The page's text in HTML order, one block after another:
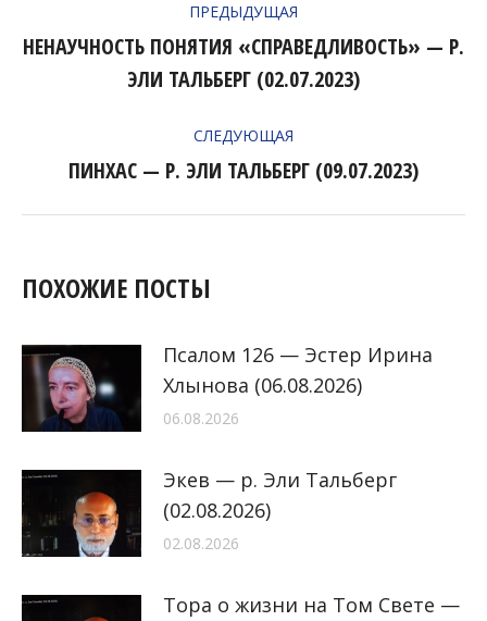
ПО
ЗАПИСЯМ
ПРЕДЫДУЩАЯ
Предыдущая
запись:
НЕНАУЧНОСТЬ ПОНЯТИЯ «СПРАВЕДЛИВОСТЬ» — Р.
ЭЛИ ТАЛЬБЕРГ (02.07.2023)
СЛЕДУЮЩАЯ
Следующая
ПИНХАС — Р. ЭЛИ ТАЛЬБЕРГ (09.07.2023)
ПОХОЖИЕ ПОСТЫ
Псалом 126 — Эстер Ирина
Хлынова (06.08.2026)
06.08.2026
Экев — р. Эли Тальберг
(02.08.2026)
02.08.2026
Тора о жизни на Том Свете —